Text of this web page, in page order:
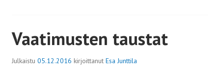
Vaatimusten taustat
Julkaistu 05.12.2016 kirjoittanut Esa Junttila